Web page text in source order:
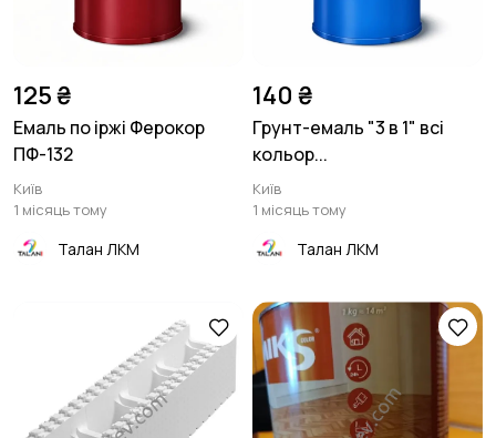
125 ₴
Емаль по іржі Ферокор
ПФ-132
Київ
1 місяць тому
Талан ЛКМ
140 ₴
Грунт-емаль "3 в 1" всі
кольор...
Київ
1 місяць тому
Талан ЛКМ